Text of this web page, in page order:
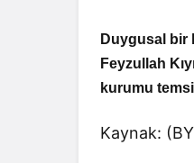
Duygusal bir
Feyzullah
kurumu
Kaynak: